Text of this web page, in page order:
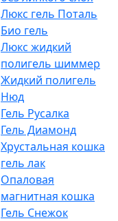
Люкс гель Поталь
Био гель
Люкс жидкий
полигель шиммер
Жидкий полигель
Нюд
Гель Русалка
Гель Диамонд
Хрустальная кошка
гель лак
Опаловая
магнитная кошка
Гель Снежок